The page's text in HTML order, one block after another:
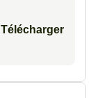
Télécharger